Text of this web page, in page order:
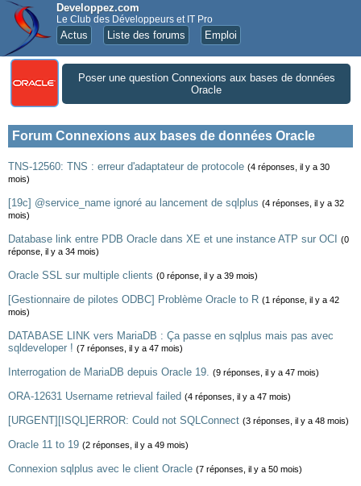
Developpez.com
Le Club des Développeurs et IT Pro
Actus Liste des forums Emploi
Poser une question Connexions aux bases de données
Oracle
Forum Connexions aux bases de données Oracle
TNS-12560: TNS : erreur d'adaptateur de protocole (4 réponses, il y a 30
mois)
[19c] @service_name ignoré au lancement de sqlplus (4 réponses, il y a 32
mois)
Database link entre PDB Oracle dans XE et une instance ATP sur OCI
(0
réponse, il y a 34 mois)
Oracle SSL sur multiple clients (0 réponse, il y a 39 mois)
[Gestionnaire de pilotes ODBC] Problème Oracle to R (1 réponse, il y a 42
mois)
DATABASE LINK vers MariaDB : Ça passe en sqlplus mais pas avec
sqldeveloper ! (7 réponses, il y a 47 mois)
Interrogation de MariaDB depuis Oracle 19. (9 réponses, il y a 47 mois)
ORA-12631 Username retrieval failed (4 réponses, il y a 47 mois)
[URGENT][ISQL]ERROR: Could not SQLConnect (3 réponses, il y a 48 mois)
Oracle 11 to 19 (2 réponses, il y a 49 mois)
Connexion sqlplus avec le client Oracle (7 réponses, il y a 50 mois)